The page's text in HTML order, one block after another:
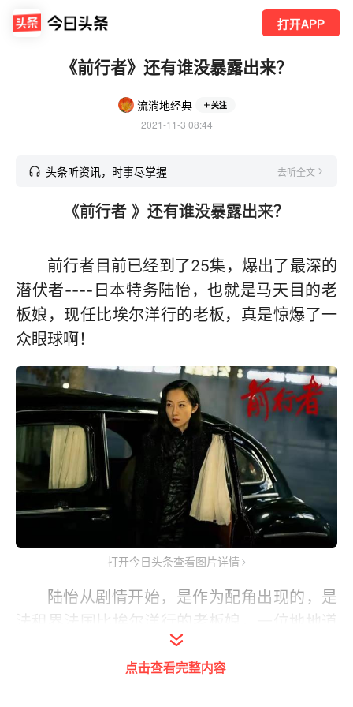
打开APP
《前行者》还有谁没暴露出来？
流淌地经典 关注
2021-11-3 08:44
头条听资讯，时事尽掌握 去听全文
《前行者 》还有谁没暴露出来？
前行者目前已经到了25集，爆出了最深的
潜伏者----日本特务陆怡，也就是马天目的老
板娘，现任比埃尔洋行的老板，真是惊爆了一
众眼球啊！
打开今日头条查看图片详情
陆怡从剧情开始，是作为配角出现的，是
法租界法国比埃尔洋行的老板娘，一位地地道
道的中国人，作为洋行老板比埃尔的妻子身份
出现，啥都不懂，啥也不管，只是天天在家喝
点击查看完整内容